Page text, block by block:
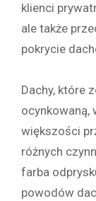
klienci
ale także
pokrycie
Dachy, które
ocynkowaną,
większości
różnych
farba
powodów